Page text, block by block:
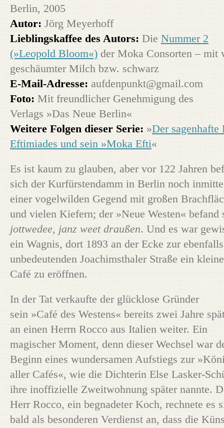
Berlin, 2005
Autor: Jörg Meyerhoff
Lieblingskaffee des Autors: Die Nummer 2
(»Leopold Bloom«) der Moka Consorten – mit
geschäumter Milch bzw. schwarz
E-Mail-Adresse: aufdenpunkt@gmail.com
Foto: Mit freundlicher Genehmigung des
Verlags »Das Neue Berlin«
Weitere Folgen dieser Serie: »Der sagenhafte
Eftimiades und sein »Moka Efti«
Es ist kaum zu glauben, aber vor 122 Jahren
sich der Kurfürstendamm in Berlin noch
einer vogelwilden Gegend mit großen
und vielen Kiefern; der »Neue Westen« befand
jottwedee, janz weet draußen. Und es war
ein Wagnis, dort 1893 an der Ecke zur ebenfalls
unbedeutenden Joachimsthaler Straße ein
Café zu eröffnen.
In der Tat verkaufte der glücklose Gründer
sein »Café des Westens« bereits zwei Jahre
an einen Herrn Rocco aus Italien weiter. Ein
magischer Moment, denn dieser Wechsel war
Beginn eines wundersamen Aufstiegs zur
aller Cafés«, wie die Dichterin Else Lasker-
ihre inoffizielle Zweitwohnung später nannte.
Herr Rocco, ein begnadeter Koch, rechnete es
bald als besonderen Verdienst an, dass die